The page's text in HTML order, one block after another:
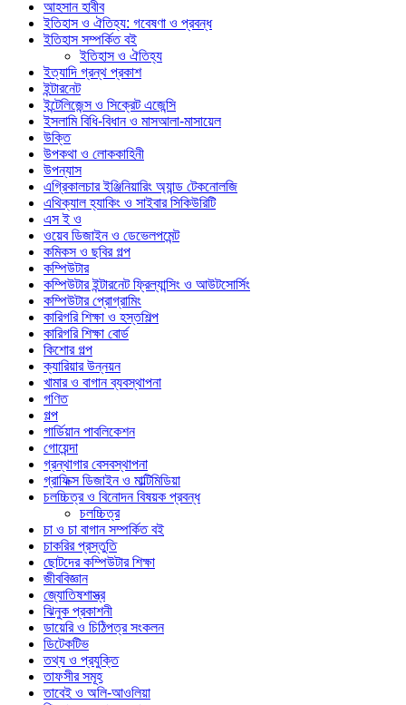
আহসান হাবীব
ইতিহাস ও ঐতিহ্য: গবেষণা ও প্রবন্ধ
ইতিহাস সম্পর্কিত বই
ইতিহাস ও ঐতিহ্য
ইত্যাদি গ্রন্থ প্রকাশ
ইন্টারনেট
ইন্টেলিজেন্স ও সিক্রেট এজেন্সি
ইসলামি বিধি-বিধান ও মাসআলা-মাসায়েল
উক্তি
উপকথা ও লোককাহিনী
উপন্যাস
এগ্রিকালচার ইঞ্জিনিয়ারিং অ্যান্ড টেকনোলজি
এথিক্যাল হ্যাকিং ও সাইবার সিকিউরিটি
এস ই ও
ওয়েব ডিজাইন ও ডেভেলপমেন্ট
কমিকস ও ছবির গল্প
কম্পিউটার
কম্পিউটার ইন্টারনেট ফ্রিল্যান্সিং ও আউটসোর্সিং
কম্পিউটার প্রোগ্রামিং
কারিগরি শিক্ষা ও হস্তশিল্প
কারিগরি শিক্ষা বোর্ড
কিশোর গল্প
ক্যারিয়ার উন্নয়ন
খামার ও বাগান ব্যবস্থাপনা
গণিত
গল্প
গার্ডিয়ান পাবলিকেশন
গোয়েন্দা
গ্রন্থাগার বেসবস্থাপনা
গ্রাফিক্স ডিজাইন ও মাল্টিমিডিয়া
চলচ্চিত্র ও বিনোদন বিষয়ক প্রবন্ধ
চলচ্চিত্র
চা ও চা বাগান সম্পর্কিত বই
চাকরির প্রস্তুতি
ছোটদের কম্পিউটার শিক্ষা
জীববিজ্ঞান
জ্যোতিষশাস্ত্র
ঝিনুক প্রকাশনী
ডায়েরি ও চিঠিপত্র সংকলন
ডিটেকটিভ
তথ্য ও প্রযুক্তি
তাফসীর সমূহ
তাবেই ও অলি-আওলিয়া